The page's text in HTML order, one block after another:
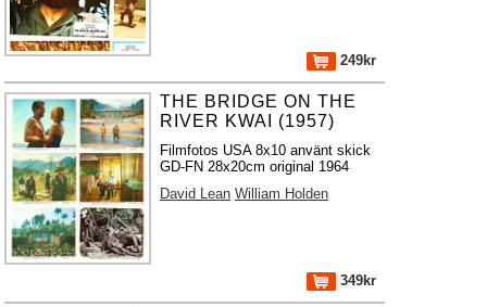
249kr
THE BRIDGE ON THE
RIVER KWAI (1957)
Filmfotos USA 8x10 använt skick
GD-FN 28x20cm original 1964
David Lean William Holden
349kr